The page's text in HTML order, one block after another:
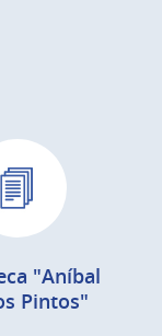
"Aníbal
Pintos"